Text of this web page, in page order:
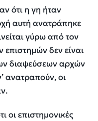
ότι η γη ήταν
αυτή ανατράπηκε
γύρω από τον
επιστημών δεν είναι
διαψεύσεων αρχών
ανατραπούν, οι
οι επιστημονικές